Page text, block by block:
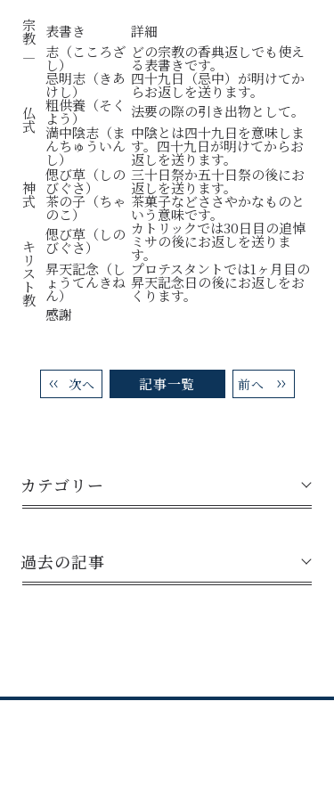
宗
教 表書き
詳細
―
志（こころざ
し）
どの宗教の香典返しでも使え
る表書きです。
仏
式
忌明志（きあ
けし）
四十九日（忌中）が明けてか
らお返しを送ります。
粗供養（そく
よう）
法要の際の引き出物として。
満中陰志（ま
んちゅういん
し）
中陰とは四十九日を意味しま
す。四十九日が明けてからお
返しを送ります。
神
式
偲び草（しの
びぐさ）
三十日祭か五十日祭の後にお
返しを送ります。
茶の子（ちゃ
のこ）
茶菓子などささやかなものと
いう意味です。
キ
リ
ス
ト
教
偲び草（しの
びぐさ）
カトリックでは30日目の追悼
ミサの後にお返しを送りま
す。
昇天記念（し
ょうてんきね
ん）
プロテスタントでは1ヶ月目の
昇天記念日の後にお返しをお
くります。
感謝
次へ 記事一覧 前へ
カテゴリー
過去の記事